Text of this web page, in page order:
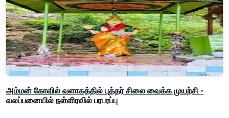
அம்மன் கோவில் வளாகத்தில் புத்தர் சிலை வைக்க முயற்சி -
வலப்பனையில் நள்ளிரவில் பரபரப்பு